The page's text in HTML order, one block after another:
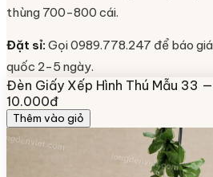
thùng 700-800 cái.
Đặt sỉ: Gọi 0989.778.247 để báo
quốc 2-5 ngày.
Đèn Giấy Xếp Hình Thú Mẫu 33
10.000đ
Thêm vào giỏ